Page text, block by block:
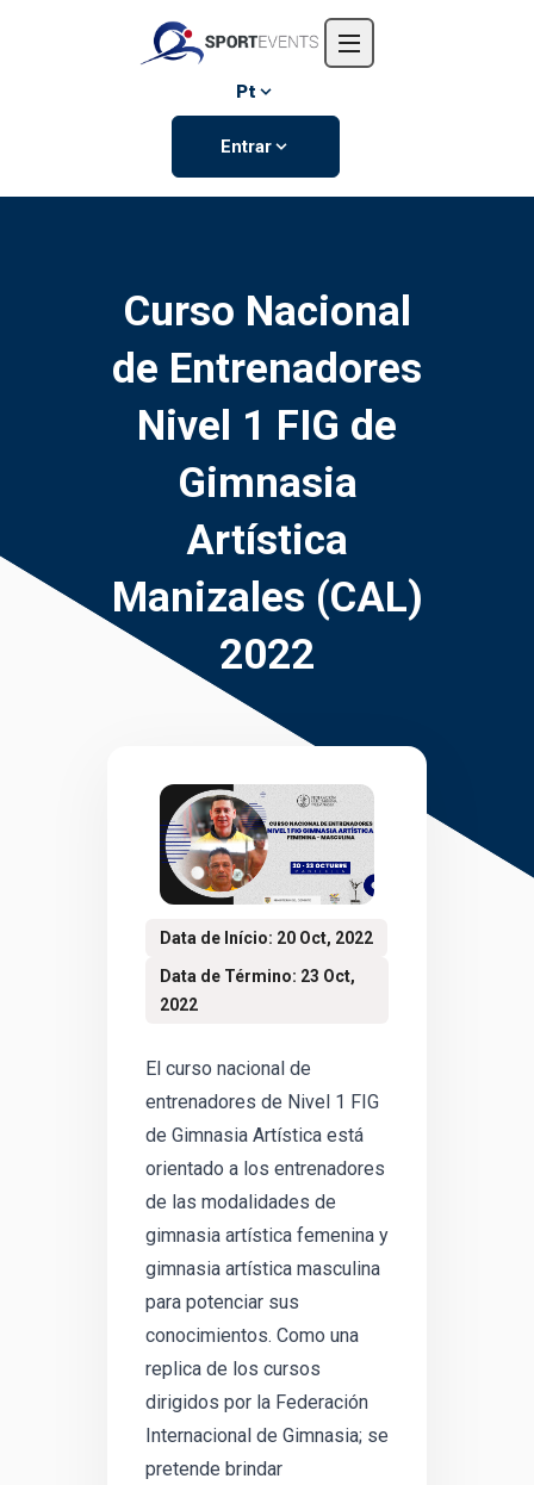
Eventos
Pt
Entrar
Curso Nacional
de Entrenadores
Nivel 1 FIG de
Gimnasia
Artística
Manizales (CAL)
2022
Data de Início: 20 Oct, 2022
Data de Término: 23 Oct,
2022
El curso nacional de
entrenadores de Nivel 1 FIG
de Gimnasia Artística está
orientado a los entrenadores
de las modalidades de
gimnasia artística femenina y
gimnasia artística masculina
para potenciar sus
conocimientos. Como una
replica de los cursos
dirigidos por la Federación
Internacional de Gimnasia; se
pretende brindar